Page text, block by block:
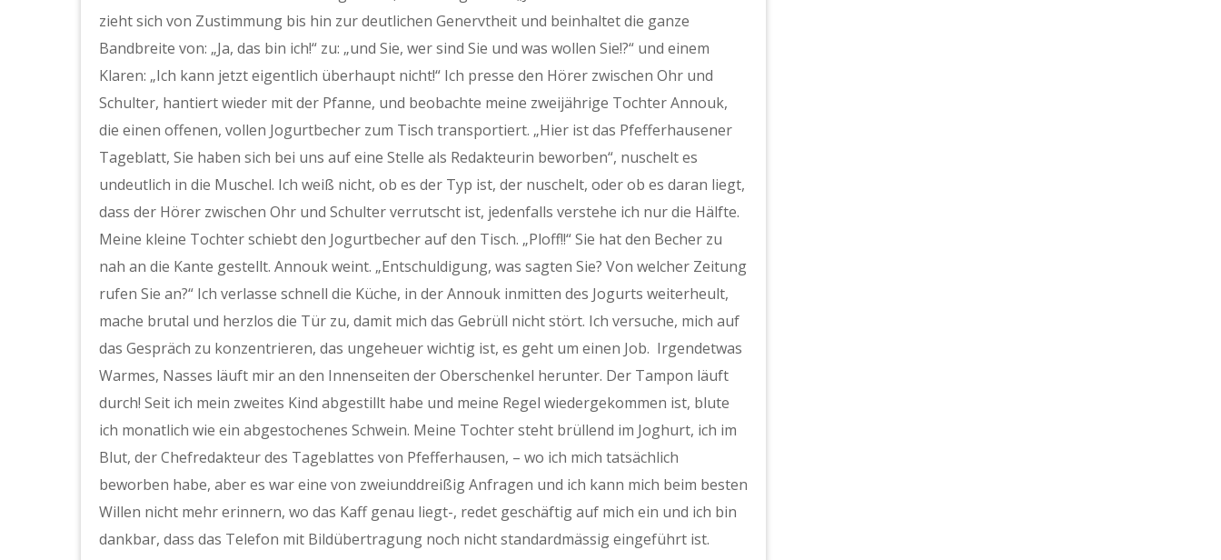
zieht sich von Zustimmung bis hin zur deutlichen Genervtheit und beinhaltet die ganze
Bandbreite von: „Ja, das bin ich!“ zu: „und Sie, wer sind Sie und was wollen Sie!?“ und einem
Klaren: „Ich kann jetzt eigentlich überhaupt nicht!“ Ich presse den Hörer zwischen Ohr und
Schulter, hantiert wieder mit der Pfanne, und beobachte meine zweijährige Tochter Annouk,
die einen offenen, vollen Jogurtbecher zum Tisch transportiert. „Hier ist das Pfefferhausener
Tageblatt, Sie haben sich bei uns auf eine Stelle als Redakteurin beworben“, nuschelt es
undeutlich in die Muschel. Ich weiß nicht, ob es der Typ ist, der nuschelt, oder ob es daran liegt,
dass der Hörer zwischen Ohr und Schulter verrutscht ist, jedenfalls verstehe ich nur die Hälfte.
Meine kleine Tochter schiebt den Jogurtbecher auf den Tisch. „Ploff!!“ Sie hat den Becher zu
nah an die Kante gestellt. Annouk weint. „Entschuldigung, was sagten Sie? Von welcher Zeitung
rufen Sie an?“ Ich verlasse schnell die Küche, in der Annouk inmitten des Jogurts weiterheult,
mache brutal und herzlos die Tür zu, damit mich das Gebrüll nicht stört. Ich versuche, mich auf
das Gespräch zu konzentrieren, das ungeheuer wichtig ist, es geht um einen Job. Irgendetwas
Warmes, Nasses läuft mir an den Innenseiten der Oberschenkel herunter. Der Tampon läuft
durch! Seit ich mein zweites Kind abgestillt habe und meine Regel wiedergekommen ist, blute
ich monatlich wie ein abgestochenes Schwein. Meine Tochter steht brüllend im Joghurt, ich im
Blut, der Chefredakteur des Tageblattes von Pfefferhausen, – wo ich mich tatsächlich
beworben habe, aber es war eine von zweiunddreißig Anfragen und ich kann mich beim besten
Willen nicht mehr erinnern, wo das Kaff genau liegt-, redet geschäftig auf mich ein und ich bin
dankbar, dass das Telefon mit Bildübertragung noch nicht standardmässig eingeführt ist.